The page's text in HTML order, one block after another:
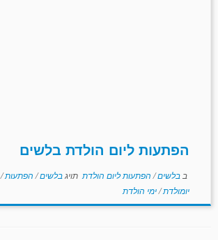
הפתעות ליום הולדת בלשים
ב בלשים/ הפתעות ליום הולדת תויגבלשים/ הפתעות/
יומולדת/ימי הולדת